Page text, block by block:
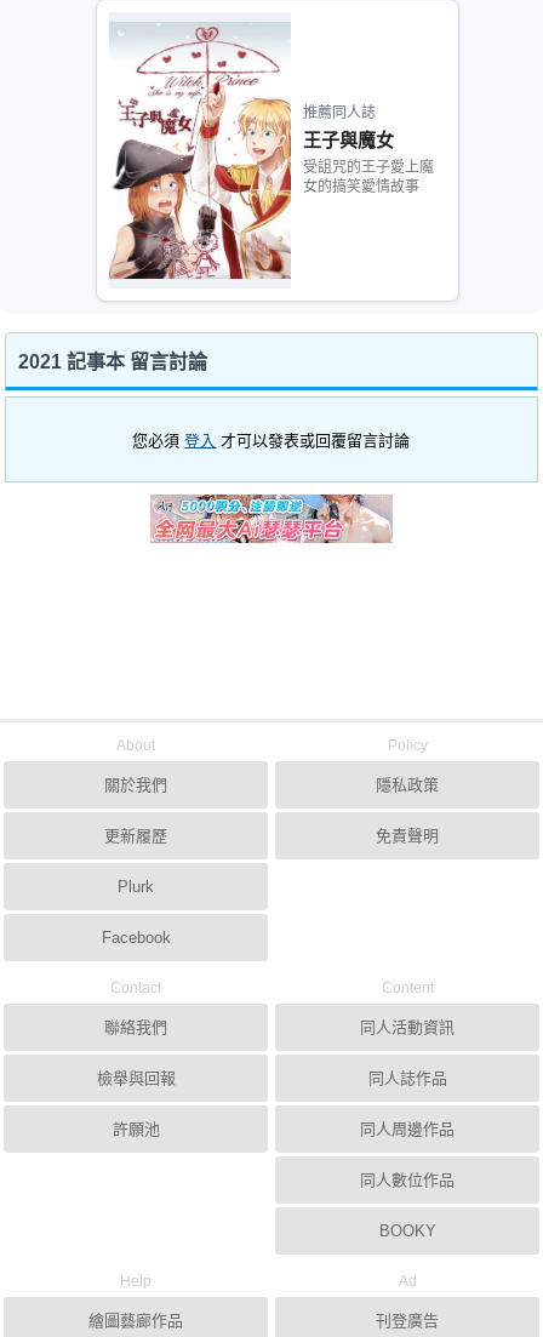
推薦同人誌
王子與魔女
受詛咒的王子愛上魔
女的搞笑愛情故事
2021 記事本 留言討論
您必須登入 才可以發表或回覆留言討論
About
關於我們
更新履歷
Plurk
Facebook
Policy
隱私政策
免責聲明
Contact
聯絡我們
檢舉與回報
許願池
Content
同人活動資訊
同人誌作品
同人周邊作品
同人數位作品
BOOKY
Help
繪圖藝廊作品
Ad
刊登廣告